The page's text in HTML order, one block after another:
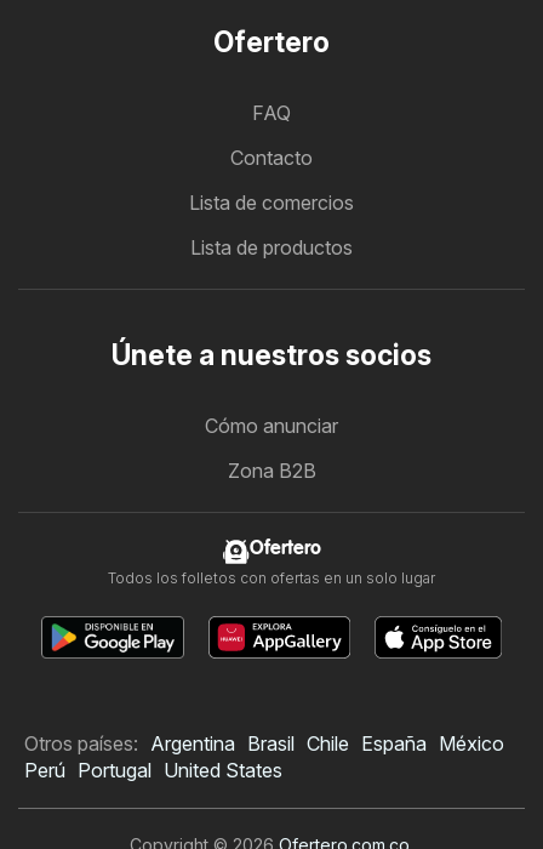
Ofertero
FAQ
Contacto
Lista de comercios
Lista de productos
Únete a nuestros socios
Cómo anunciar
Zona B2B
Ofertero
Todos los folletos con ofertas en un solo lugar
Otros países: Argentina Brasil Chile España México
Perú Portugal United States